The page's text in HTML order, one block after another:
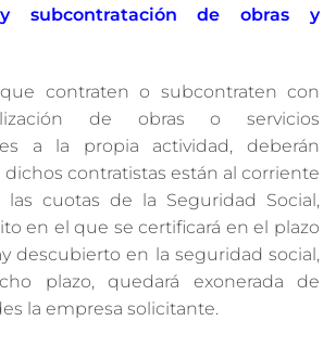
subcontratación de obras y
contraten o subcontraten con
de obras o servicios
a la propia actividad, deberán
contratistas están al corriente
cuotas de la Seguridad Social,
en el que se certificará en el plazo
descubierto en la seguridad social,
plazo, quedará exonerada de
la empresa solicitante.